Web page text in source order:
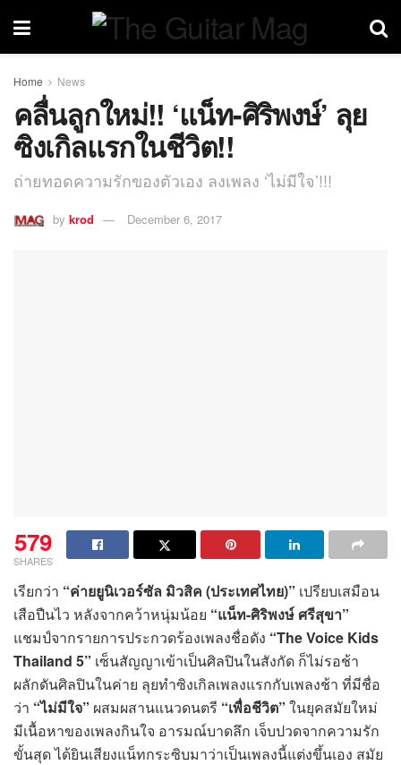
Home News
คลื่นลูกใหม่!! ‘แน็ท-ศิริพงษ์’ ลุย
ซิงเกิลแรกในชีวิต!!
ถ่ายทอดความรักของตัวเอง ลงเพลง ‘ไม่มีใจ’!!!
by krod December 6, 2017
579
SHARES
เรียกว่า “ค่ายยูนิเวอร์ซัล มิวสิค (ประเทศไทย)” เปรียบเสมือน
เสือปืนไว หลังจากคว้าหนุ่มน้อย “แน็ท-ศิริพงษ์ ศรีสุขา”
แชมป์จากรายการประกวดร้องเพลงชื่อดัง “The Voice Kids
Thailand 5” เซ็นสัญญาเข้าเป็นศิลปินในสังกัด ก็ไม่รอช้า
ผลักดันศิลปินในค่าย ลุยทำซิงเกิลเพลงแรกกับเพลงช้า ที่มีชื่อ
ว่า “ไม่มีใจ” ผสมผสานแนวดนตรี “เพื่อชีวิต” ในยุคสมัยใหม่
มีเนื้อหาของเพลงกินใจ อารมณ์บาดลึก เจ็บปวดจากความรัก
ขั้นสุด ได้ยินเสียงแน็ทกระซิบมาว่าเป็นเพลงนี้แต่งขึ้นเอง สมัย